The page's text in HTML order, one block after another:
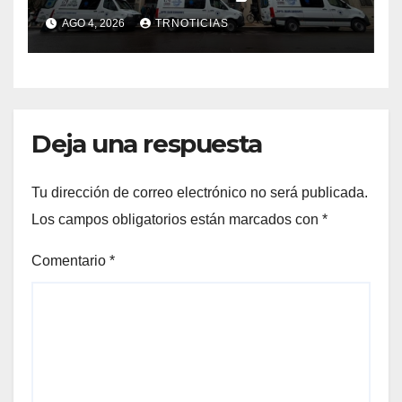
nuevas ambulancias para
Cauquenes y Sagrada Familia
AGO 4, 2026 TRNOTICIAS
Deja una respuesta
Tu dirección de correo electrónico no será publicada.
Los campos obligatorios están marcados con *
Comentario *